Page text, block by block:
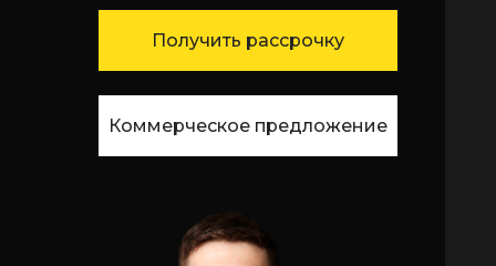
Получить рассрочку
Коммерческое предложение